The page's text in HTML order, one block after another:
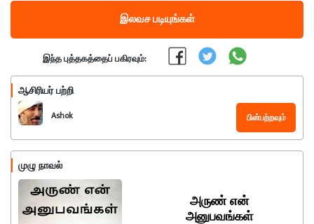
இலவச படியுங்கள்
இந்த புத்தகத்தைப் பகிரவும்:
ஆசிரியர் பற்றி
Ashok பின்பற்றவும்
முழு நாவல்
அருண் என்
அனுபவங்கள்